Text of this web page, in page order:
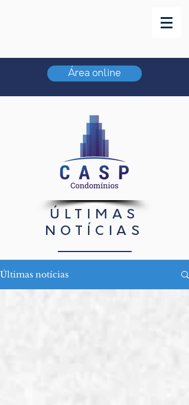
Área online
ÚLTIMAS
NOTÍCIAS
Últimas notícias